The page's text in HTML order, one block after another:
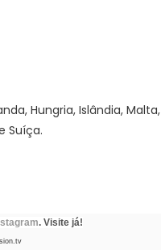
Hungria, Islândia, Malta,
Suíça.
. Visite já!